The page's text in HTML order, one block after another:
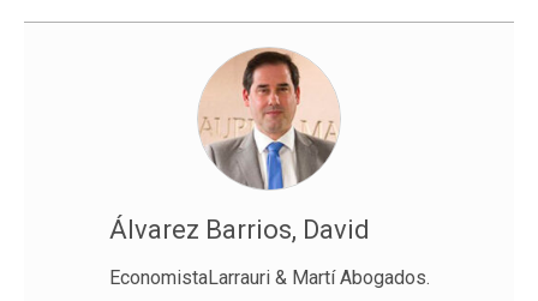
Álvarez Barrios, David
EconomistaLarrauri & Martí Abogados.